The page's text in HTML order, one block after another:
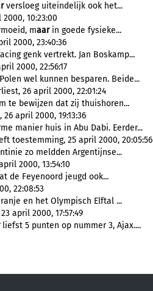
versloeg uiteindelijk ook het...
10:23:00
maarin goede fysieke...
2000, 23:40:36
genk vertrekt. Jan Boskamp...
2000, 22:56:17
wel kunnen besparen. Beide...
26 april 2000, 22:01:24
te bewijzen dat zij thuishoren...
april 2000, 19:13:36
manier huis in Abu Dabi. Eerder...
toestemming, 25 april 2000, 20:05:56
zo meldden Argentijnse...
2000, 13:54:10
de Feyenoord jeugd ook...
22:08:53
en het Olympisch Elftal ...
april 2000, 17:57:49
liefst 5 punten op nummer 3, Ajax....